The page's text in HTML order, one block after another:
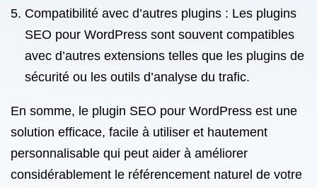
Compatibilité avec d’autres plugins : Les plugins
SEO pour WordPress sont souvent compatibles
avec d’autres extensions telles que les plugins de
sécurité ou les outils d’analyse du trafic.
En somme, le plugin SEO pour WordPress est une
solution efficace, facile à utiliser et hautement
personnalisable qui peut aider à améliorer
considérablement le référencement naturel de votre